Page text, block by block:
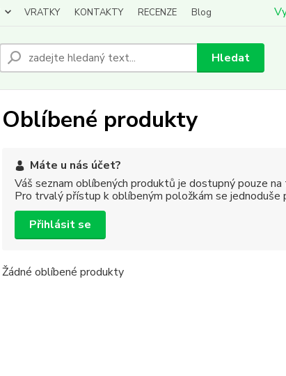
VRATKY KONTAKTY RECENZE Blog
Hledat
Oblíbené produkty
Máte u nás účet?
Váš seznam oblíbených produktů je dostupný pouze
Pro trvalý přístup k oblíbeným položkám se jednoduše
Přihlásit se
Žádné oblíbené produkty